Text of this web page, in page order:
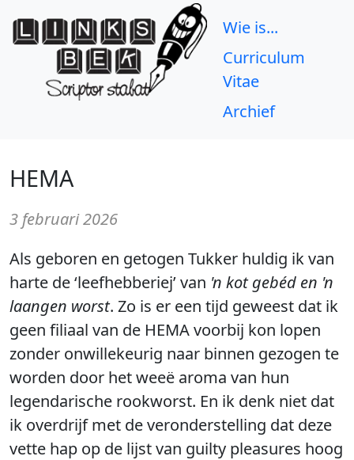
Wie is...
Curriculum
Vitae
Archief
HEMA
3 februari 2026
Als geboren en getogen Tukker huldig ik van
harte de ‘leefhebberiej’ van 'n kot gebéd en 'n
laangen worst. Zo is er een tijd geweest dat ik
geen filiaal van de HEMA voorbij kon lopen
zonder onwillekeurig naar binnen gezogen te
worden door het weeë aroma van hun
legendarische rookworst. En ik denk niet dat
ik overdrijf met de veronderstelling dat deze
vette hap op de lijst van guilty pleasures hoog